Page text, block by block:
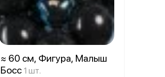
≈ 60 см, Фигура, Малыш
Босс 1 шт.